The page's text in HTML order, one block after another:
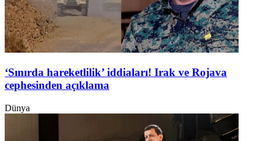
‘Sınırda hareketlilik’ iddiaları! Irak ve Rojava
cephesinden açıklama
Dünya